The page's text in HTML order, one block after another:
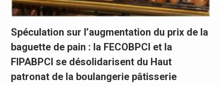
Spéculation sur l’augmentation du prix de la
baguette de pain : la FECOBPCI et la
FIPABPCI se désolidarisent du Haut
patronat de la boulangerie pâtisserie